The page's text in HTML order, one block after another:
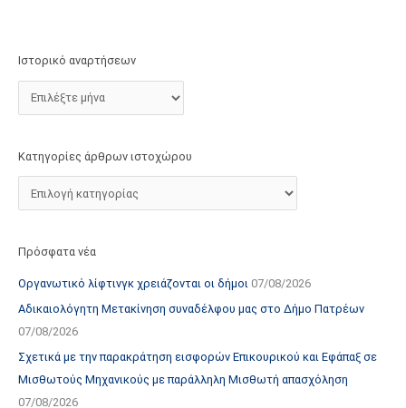
Ιστορικό αναρτήσεων
Κατηγορίες άρθρων ιστοχώρου
χ
ώ
υ
Πρόσφατα νέα
Οργανωτικό λίφτινγκ χρειάζονται οι δήμοι 07/08/2026
Αδικαιολόγητη Μετακίνηση συναδέλφου μας στο Δήμο Πατρέων
07/08/2026
Σχετικά με την παρακράτηση εισφορών Επικουρικού και Εφάπαξ σε
Μισθωτούς Μηχανικούς με παράλληλη Μισθωτή απασχόληση
07/08/2026